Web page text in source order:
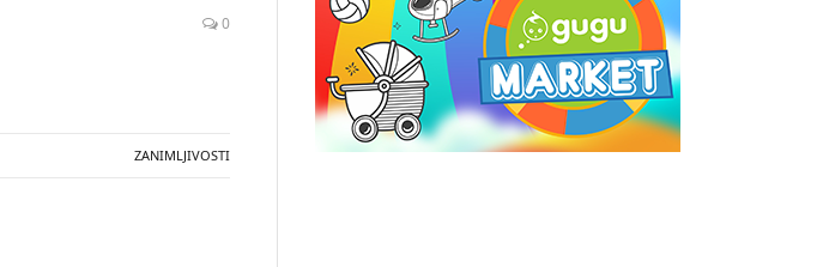
0
ZANIMLJIVOSTI